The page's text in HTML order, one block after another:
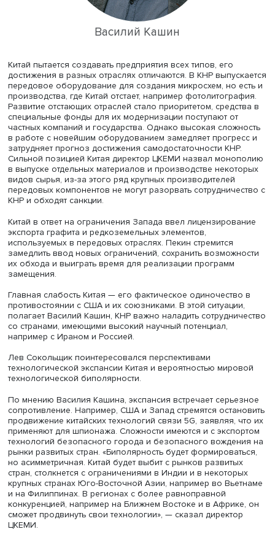
Василий Кашин
Китай пытается создавать предприятия всех типов, его
достижения в разных отраслях отличаются. В КНР
передовое оборудование для создания микросхем, но
производства, где Китай отстает, например
Развитие отстающих отраслей стало приоритетом,
специальные фонды для их модернизации поступают от
частных компаний и государства. Однако высокая
в работе с новейшим оборудованием замедляет
затрудняет прогноз достижения самодостаточности
Сильной позицией Китая директор ЦКЕМИ назвал
в выпуске отдельных материалов и производстве
видов сырья, из-за этого ряд крупных производителей
передовых компонентов не могут разорвать
КНР и обходят санкции.
Китай в ответ на ограничения Запада ввел
экспорта графита и редкоземельных элементов,
используемых в передовых отраслях. Пекин стремится
замедлить ввод новых ограничений, сохранить
их обхода и выиграть время для реализации программ
замещения.
Главная слабость Китая — его фактическое
противостоянии с США и их союзниками. В этой
полагает Василий Кашин, КНР важно наладить
со странами, имеющими высокий научный потенциал,
например с Ираном и Россией.